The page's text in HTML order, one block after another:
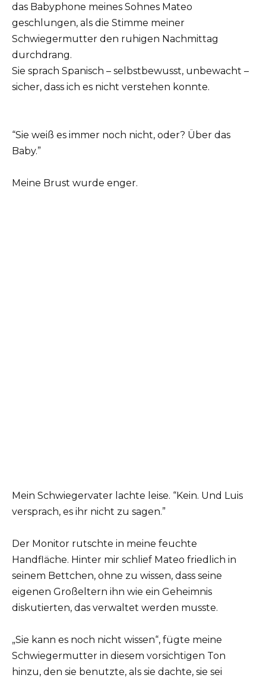
das Babyphone meines Sohnes Mateo
geschlungen, als die Stimme meiner
Schwiegermutter den ruhigen Nachmittag
durchdrang.
Sie sprach Spanisch – selbstbewusst, unbewacht –
sicher, dass ich es nicht verstehen konnte.
“Sie weiß es immer noch nicht, oder? Über das
Baby.”
Meine Brust wurde enger.
Mein Schwiegervater lachte leise. “Kein. Und Luis
versprach, es ihr nicht zu sagen.”
Der Monitor rutschte in meine feuchte
Handfläche. Hinter mir schlief Mateo friedlich in
seinem Bettchen, ohne zu wissen, dass seine
eigenen Großeltern ihn wie ein Geheimnis
diskutierten, das verwaltet werden musste.
„Sie kann es noch nicht wissen“, fügte meine
Schwiegermutter in diesem vorsichtigen Ton
hinzu, den sie benutzte, als sie dachte, sie sei